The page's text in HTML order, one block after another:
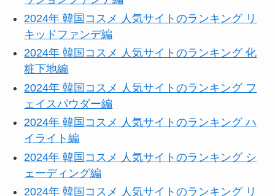
2024年 韓国コスメ 人気サイトのランキング リ
キッドファンデ編
2024年 韓国コスメ 人気サイトのランキング 化
粧下地編
2024年 韓国コスメ 人気サイトのランキング フ
ェイスパウダー編
2024年 韓国コスメ 人気サイトのランキング ハ
イライト編
2024年 韓国コスメ 人気サイトのランキング シ
ェーディング編
2024年 韓国コスメ 人気サイトのランキング リ